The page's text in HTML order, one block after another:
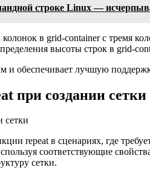
строке Linux —
в grid-container с тремя
высоты строк в grid-
и обеспечивает лучшую
при создании сетки
repeat в сценариях, где
соответствующие
сетки.